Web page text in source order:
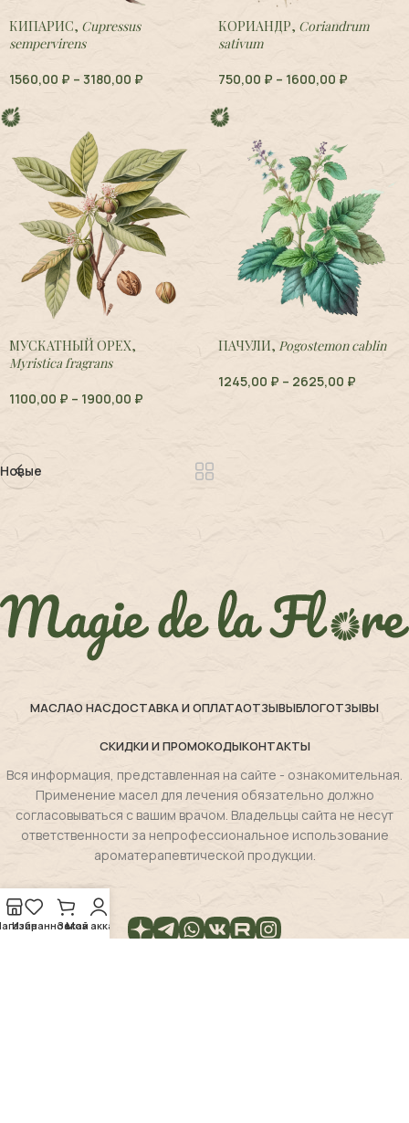
КИПАРИС, Cupressus
sempervirens
1560,00 ₽ – 3180,00 ₽
КОРИАНДР, Coriandrum
sativum
750,00 ₽ – 1600,00 ₽
МУСКАТНЫЙ ОРЕХ,
Myristica fragrans
1100,00 ₽ – 1900,00 ₽
ПАЧУЛИ, Pogostemon cablin
1245,00 ₽ – 2625,00 ₽
Новые
МАСЛАО НАСДОСТАВКА И ОПЛАТАОТЗЫВЫБЛОГОТЗЫВЫ
СКИДКИ И ПРОМОКОДЫКОНТАКТЫ
Вся информация, представленная на сайте - ознакомительная.
Применение масел для лечения обязательно должно
согласовываться с вашим врачом. Владельцы сайта не несут
ответственности за непрофессиональное использование
ароматерапевтической продукции.
ИзбранноеЗаказ
Мой аккаунт